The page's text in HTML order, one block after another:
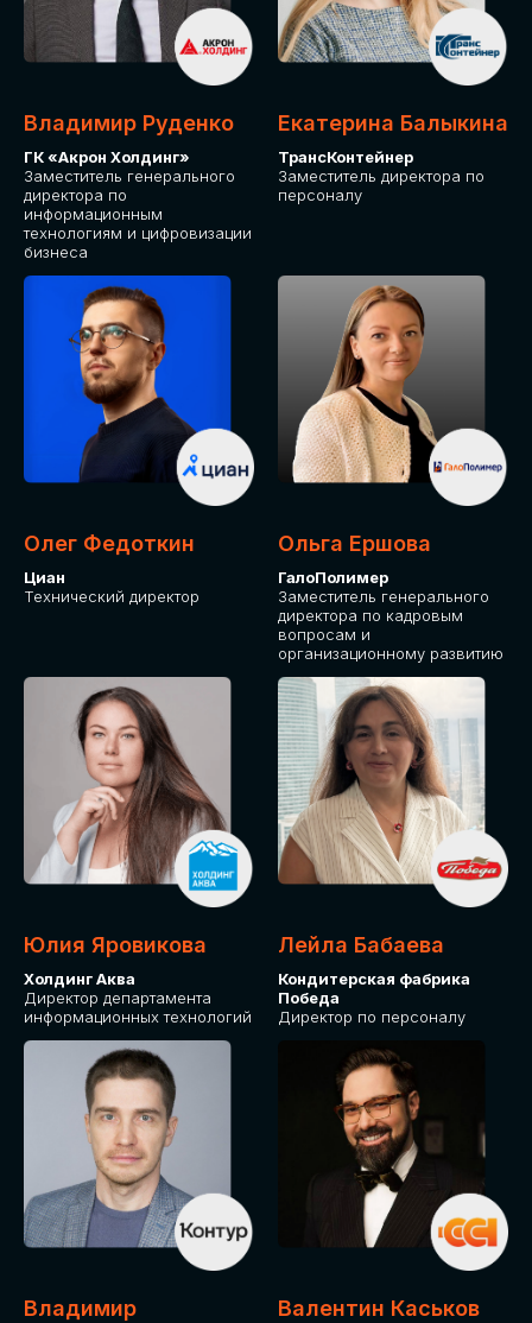
Владимир Руденко
ГК «Акрон Холдинг»
Заместитель генерального
директора по
информационным
технологиям и цифровизации
бизнеса
Екатерина Балыкина
ТрансКонтейнер
Заместитель директора по
персоналу
Олег Федоткин
Циан
Технический директор
Ольга Ершова
ГалоПолимер
Заместитель генерального
директора по кадровым
вопросам и
организационному развитию
Юлия Яровикова
Холдинг Аква
Директор департамента
информационных технологий
Лейла Бабаева
Кондитерская фабрика
Победа
Директор по персоналу
Владимир
Валентин Каськов